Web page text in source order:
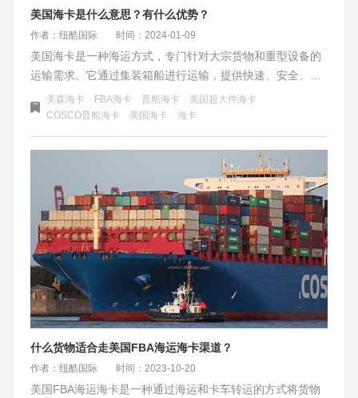
美国海卡是什么意思？有什么优势？
作者：纽酷国际 时间：2024-01-09
美国海卡是一种海运方式，专门针对大宗货物和重型设备的
运输需求。它通过集装箱船进行运输，提供快速、安全、经
济的门到门服务。美国海卡流程包括托运、装船、海上运
输、卸货和配送等环节，整个过程由专业的物流公司负责。
运输效率更高、更环保等优势。美国海卡的运费根据货物的
体积、重量和目的地等因素计算，而时效则取决于运输距离
和天气等因素。
美森海卡 FBA海卡 普船海卡
美国超大件海卡
COSCO普船海卡
美国海卡 海卡
什么货物适合走美国FBA海运海卡渠道？
作者：纽酷国际 时间：2023-10-20
美国FBA海运海卡是一种通过海运和卡车转运的方式将货物